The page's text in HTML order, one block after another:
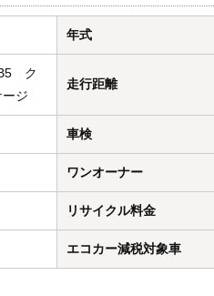
年式
ク
ジ
走行距離
車検
ワンオーナー
リサイクル料金
エコカー減税対象車